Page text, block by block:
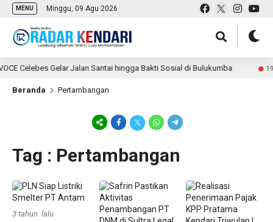
MENU Minggu, 09 Agu 2026
Celebes Gelar Jalan Santai hingga Bakti Sosial di Bulukumba 19
Beranda Pertambangan
Tag : Pertambangan
3 tahun lalu